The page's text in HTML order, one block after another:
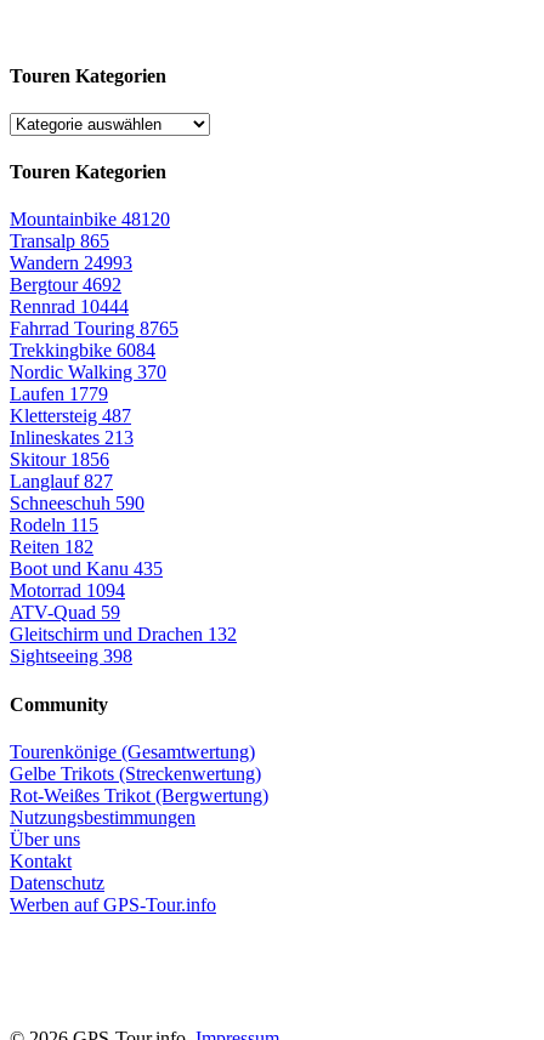
Touren Kategorien
Touren Kategorien
Mountainbike 48120
Transalp 865
Wandern 24993
Bergtour4692
Rennrad 10444
Fahrrad Touring 8765
Trekkingbike 6084
Nordic Walking 370
Laufen 1779
Klettersteig 487
Inlineskates 213
Skitour 1856
Langlauf827
Schneeschuh 590
Rodeln 115
Reiten 182
Boot und Kanu 435
Motorrad 1094
ATV-Quad 59
Gleitschirm und Drachen 132
Sightseeing 398
Community
Tourenkönige (Gesamtwertung)
Gelbe Trikots (Streckenwertung)
Rot-Weißes Trikot (Bergwertung)
Nutzungsbestimmungen
Über uns
Kontakt
Datenschutz
Werben auf GPS-Tour.info